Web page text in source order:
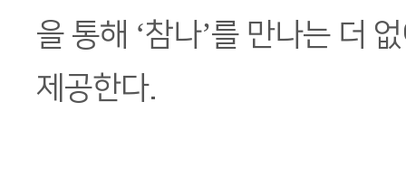
을 통해 ‘참나’를 만나는 더
제공한다.